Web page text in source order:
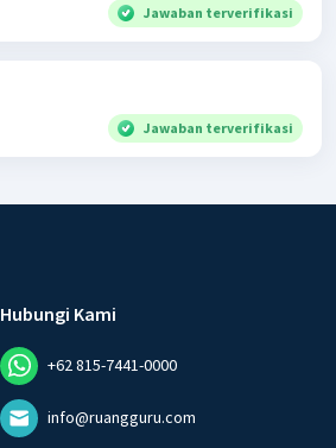
Jawaban terverifikasi
Jawaban terverifikasi
Hubungi Kami
+62 815-7441-0000
info@ruangguru.com